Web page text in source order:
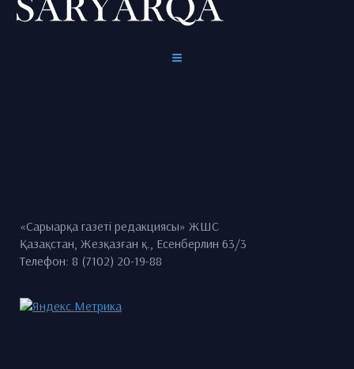
«Сарыарқа газеті редакциясы» ЖШС
Қазақстан, Жезқазған қ., Есенберлин 63/3
Телефон: 8 (7102) 20-19-88